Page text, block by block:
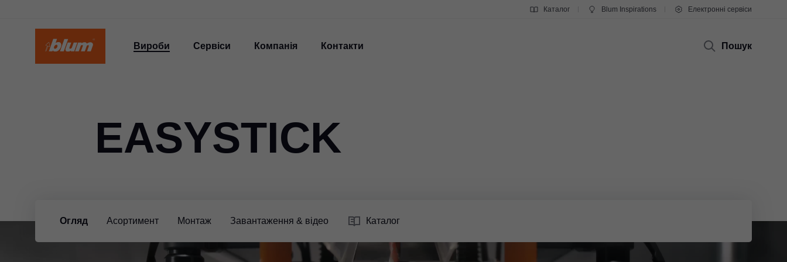
Каталог Blum Inspirations Електронні сервіси
Вироби Сервіси Компанія Контакти Пошук
Огляд Асортимент Монтаж Завантаження & відео Каталог
EASYSTICK